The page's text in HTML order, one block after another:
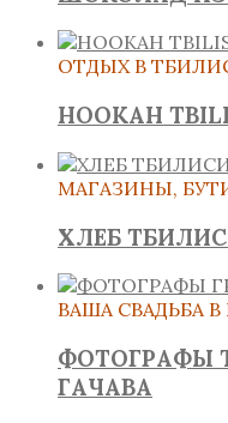
ОТДЫХ В
HOOKAH
МАГАЗИНЫ,
ХЛЕБ
ВАША СВАДЬБА В
ФОТОГРАФЫ
ГАЧАВА